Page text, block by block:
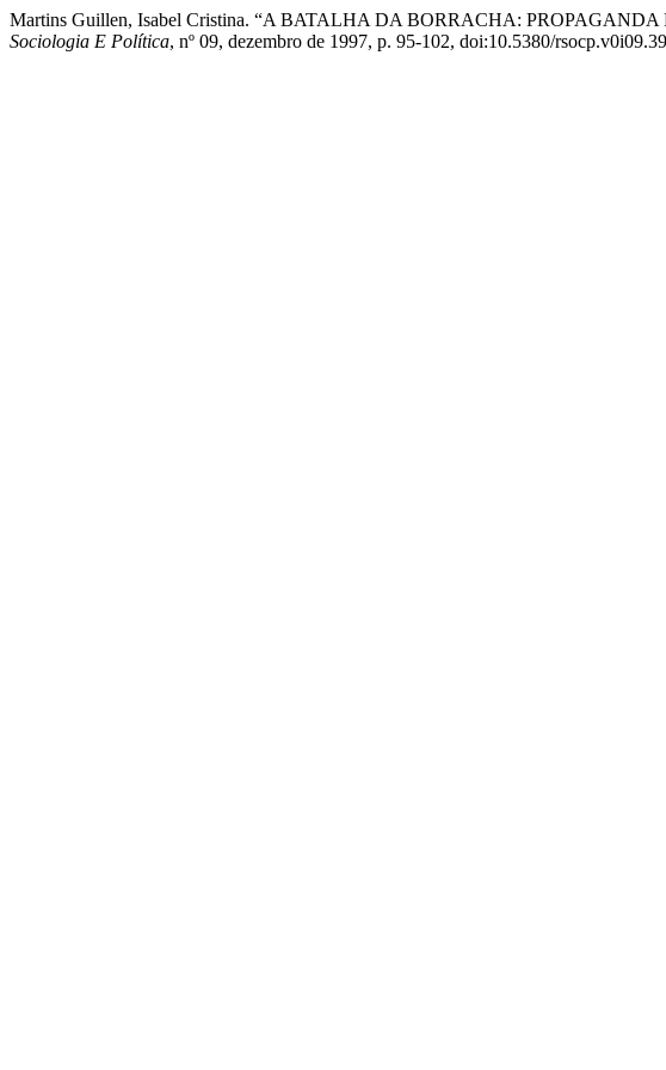
Martins Guillen, Isabel Cristina. “A BATALHA DA BORRACHA:
Sociologia E Política, nº 09, dezembro de 1997, p. 95-102, doi:10.5380/